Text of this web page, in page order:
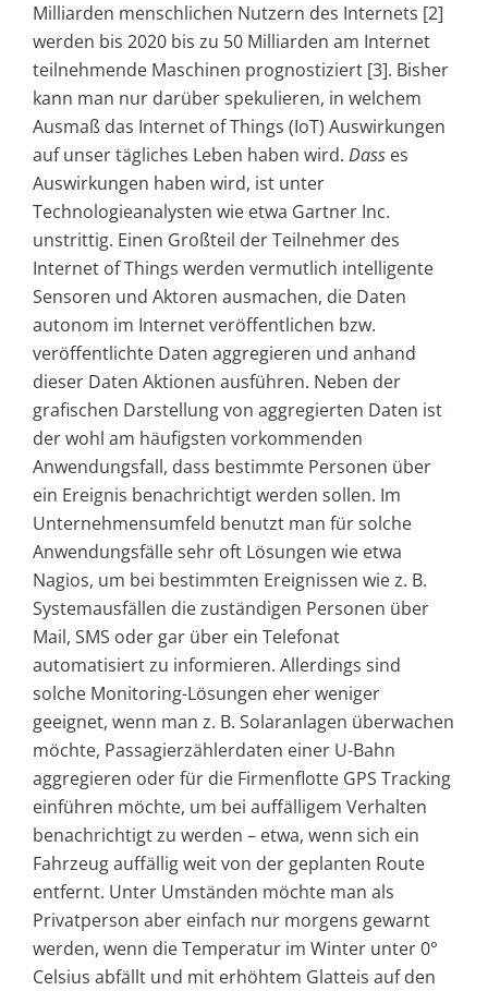
Milliarden menschlichen Nutzern des Internets [2]
werden bis 2020 bis zu 50 Milliarden am Internet
teilnehmende Maschinen prognostiziert [3]. Bisher
kann man nur darüber spekulieren, in welchem
Ausmaß das Internet of Things (IoT) Auswirkungen
auf unser tägliches Leben haben wird. Dass es
Auswirkungen haben wird, ist unter
Technologieanalysten wie etwa Gartner Inc.
unstrittig. Einen Großteil der Teilnehmer des
Internet of Things werden vermutlich intelligente
Sensoren und Aktoren ausmachen, die Daten
autonom im Internet veröffentlichen bzw.
veröffentlichte Daten aggregieren und anhand
dieser Daten Aktionen ausführen. Neben der
grafischen Darstellung von aggregierten Daten ist
der wohl am häufigsten vorkommenden
Anwendungsfall, dass bestimmte Personen über
ein Ereignis benachrichtigt werden sollen. Im
Unternehmensumfeld benutzt man für solche
Anwendungsfälle sehr oft Lösungen wie etwa
Nagios, um bei bestimmten Ereignissen wie z. B.
System­ausfällen die zuständigen Personen über
Mail, SMS oder gar über ein Telefonat
automatisiert zu informieren. Allerdings sind
solche Monitoring-Lösungen eher weniger
geeignet, wenn man z. B. Solar­anlagen überwachen
möchte, Passagierzählerdaten einer ­U-Bahn
aggregieren oder für die Firmenflotte GPS Tracking
einführen möchte, um bei auffälligem Verhalten
benachrichtigt zu werden – etwa, wenn sich ein
Fahrzeug auffällig weit von der geplanten Route
entfernt. Unter Umständen möchte man als
Privatperson aber einfach nur morgens gewarnt
werden, wenn die Temperatur im Winter unter 0°
Celsius abfällt und mit erhöhtem Glatteis auf den